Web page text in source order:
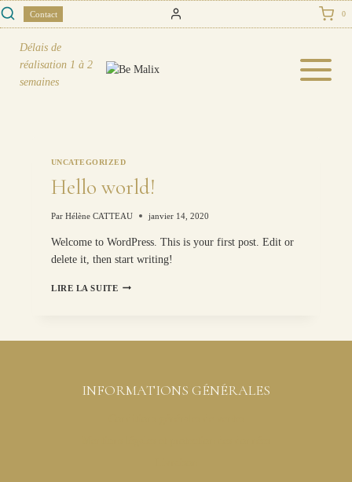
Skip
to
content
Contact 0
Délais de
réalisation 1 à 2
semaines
UNCATEGORIZED
Hello world!
Par Hélène CATTEAU janvier 14, 2020
Welcome to WordPress. This is your first post. Edit or
delete it, then start writing!
LIRE LA SUITEHELLO
INFORMATIONS GÉNÉRALES